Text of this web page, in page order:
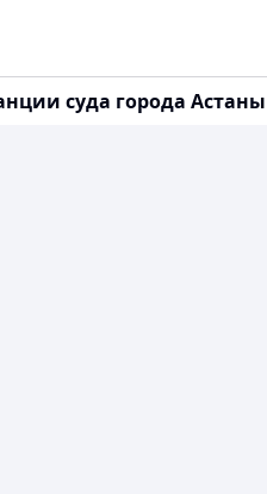
суда города Астаны